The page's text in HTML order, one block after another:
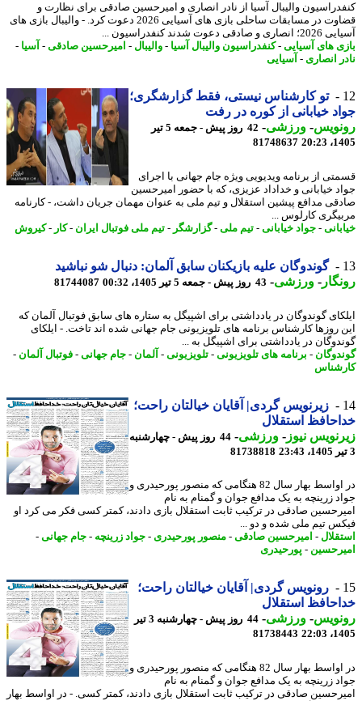
والیبال آسیا از نادر انصاری و امیرحسین صادقی برای نظارت و
قضاوت در مسابقات ساحلی بازی های آسیایی 2026 دعوت کرد. - والیبال بازی های
دعوت شدند کنفدراسیون ...
های آسیایی-کنفدراسیون والیبال آسیا -والیبال-امیرحسین صادقی-آسیا -
انصاری- آسیایی
تو کارشناس نیستی، فقط گزارشگری؛
خیابانی از کوره در رفت
-ورزشی-
42 روز پیش - جمعه 5 تیر
81748637
از برنامه ویدیویی ویژه جام جهانی با اجرای
خیابانی و خداداد عزیزی، که با حضور امیرحسین
مدافع پیشین استقلال و تیم ملی به عنوان مهمان جریان داشت، - کارنامه
کارلوس ...
-جواد خیابانی-تیم ملی -گزارشگر-تیم ملی فوتبال ایران - کار -کیروش
گوندوگان علیه بازیکنان سابق آلمان: دنبال شو نباشید
-ورزشی-43 روز پیش - جمعه 5 تیر 1405، 00:32 81744087
گوندوگان در یادداشتی برای اشپیگل به ستاره های سابق فوتبال آلمان که
روزها کارشناس برنامه های تلویزیونی جام جهانی شده اند تاخت. - ایلکای
در یادداشتی برای اشپیگل به ...
-برنامه های تلویزیونی-تلویزیونی-آلمان-جام جهانی-فوتبال آلمان-
زیرنویس گردی| آقایان خیالتان راحت؛
استقلال
نیوز-ورزشی-
44 روز پیش - چهارشنبه
81738818
در اواسط بهار سال 82 هنگامی که منصور پورحیدری و
زرینچه به یک مدافع جوان و گمنام به نام
صادقی در ترکیب ثابت استقلال بازی دادند، کمتر کسی فکر می کرد او
تیم ملی شده و دو ...
-امیرحسین صادقی-منصور پورحیدری- جواد زرینچه -جام جهانی-
-پورحیدری
رونویس گردی| آقایان خیالتان راحت؛
استقلال
-ورزشی-
44 روز پیش - چهارشنبه 3 تیر
81738443
در اواسط بهار سال 82 هنگامی که منصور پورحیدری و
زرینچه به یک مدافع جوان و گمنام به نام
صادقی در ترکیب ثابت استقلال بازی دادند، کمتر کسی. - در اواسط بهار